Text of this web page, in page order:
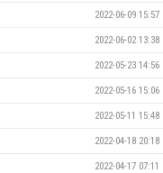
2022-06-09 15:57
2022-06-02 13:38
2022-05-23 14:56
2022-05-16 15:06
2022-05-11 15:48
2022-04-18 20:18
2022-04-17 07:11